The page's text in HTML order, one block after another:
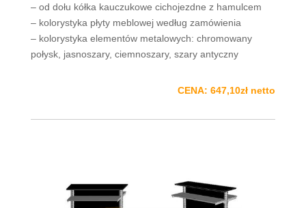
– od dołu kółka kauczukowe cichojezdne z hamulcem
– kolorystyka płyty meblowej według zamówienia
– kolorystyka elementów metalowych: chromowany
połysk, jasnoszary, ciemnoszary, szary antyczny
CENA: 647,10zł netto